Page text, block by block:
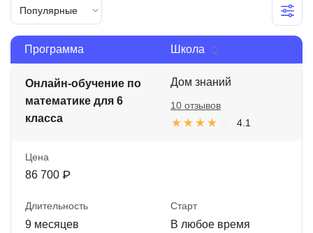
Популярные
Программа Школа
Онлайн-обучение по
математике для 6
класса
Дом знаний
4.1
10 отзывов
Цена
86 700 ₽
Длительность
9 месяцев
Старт
В любое время
Иностранные языки
Soft Skills
ДПО
Детям
Рейтинг онлайн-школ